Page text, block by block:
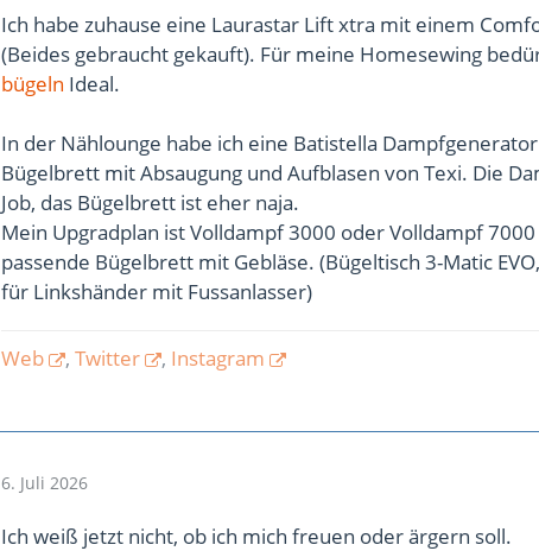
Ich habe zuhause eine Laurastar Lift xtra mit einem
(Beides gebraucht gekauft). Für meine Homesewing
bügeln Ideal.
In der Nählounge habe ich eine Batistella
Bügelbrett mit Absaugung und Aufblasen von Texi. Die
Job, das Bügelbrett ist eher naja.
Mein Upgradplan ist Volldampf 3000 oder Volldampf
passende Bügelbrett mit Gebläse. (Bügeltisch 3-Matic
für Linkshänder mit Fussanlasser)
Web , Twitter , Instagram
6. Juli 2026
Ich weiß jetzt nicht, ob ich mich freuen oder ärgern soll.